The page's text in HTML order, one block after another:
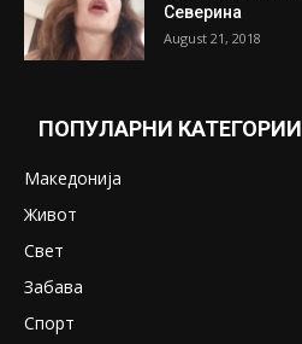
Северина
August 21, 2018
ПОПУЛАРНИ КАТЕГОРИИ
Македонија
Живот
Свет
Забава
Спорт